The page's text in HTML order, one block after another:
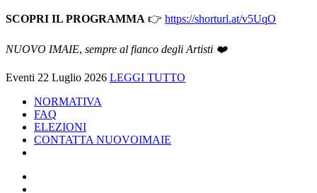
SCOPRI IL PROGRAMMA 👉 https://shorturl.at/v5UqO
NUOVO IMAIE, sempre al fianco degli Artisti ❤️
Eventi 22 Luglio 2026 LEGGI TUTTO
NORMATIVA
FAQ
ELEZIONI
CONTATTA NUOVOIMAIE